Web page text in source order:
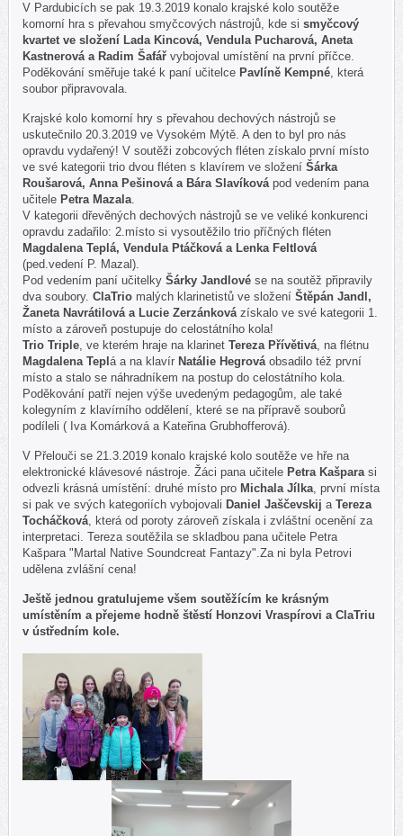
V Pardubicích se pak 19.3.2019 konalo krajské kolo soutěže
komorní hra s převahou smyčcových nástrojů, kde si smyčcový
kvartet ve složení Lada Kincová, Vendula Pucharová, Aneta
Kastnerová a Radim Šafář vybojoval umístění na první příčce.
Poděkování směřuje také k paní učitelce Pavlíně Kempné , která
soubor připravovala.
Krajské kolo komorní hry s převahou dechových nástrojů se
uskutečnilo 20.3.2019 ve Vysokém Mýtě. A den to byl pro nás
opravdu vydařený! V soutěži zobcových fléten získalo první místo
ve své kategorii trio dvou fléten s klavírem ve složení Šárka
Roušarová, Anna Pešinová a Bára Slavíková pod vedením pana
učitele Petra Mazala
V kategorii dřevěných dechových nástrojů se ve veliké konkurenci
opravdu zadařilo: 2.místo si vysoutěžilo trio příčných fléten
Magdalena Teplá, Vendula Ptáčková a Lenka Feltlová
(ped.vedení P. Mazal).
Pod vedením paní učitelky Šárky Jandlové se na soutěž připravily
dva soubory. ClaTrio malých klarinetistů ve složení Štěpán Jandl,
Žaneta Navrátilová a Lucie Zerzánková získalo ve své kategorii 1.
místo a zároveň postupuje do celostátního kola!
Trio Triple , ve kterém hraje na klarinet Tereza Přívětivá , na flétnu
Magdalena Teplá a na klavír Natálie Hegrová obsadilo též první
místo a stalo se náhradníkem na postup do celostátního kola.
Poděkování patří nejen výše uvedeným pedagogům, ale také
kolegyním z klavírního oddělení, které se na přípravě souborů
podíleli ( Iva Komárková a Kateřina Grubhofferová).
V Přelouči se 21.3.2019 konalo krajské kolo soutěže ve hře na
elektronické klávesové nástroje. Žáci pana učitele Petra Kašpara si
odvezli krásná umístění: druhé místo pro Michala Jílka , první místa
si pak ve svých kategoriích vybojovali Daniel Jaščevskij a Tereza
Tocháčková , která od poroty zároveň získala i zvláštní ocenění za
interpretaci. Tereza soutěžila se skladbou pana učitele Petra
Kašpara "Martal Native Soundcreat Fantazy".Za ni byla Petrovi
udělena zvlášní cena!
Ještě jednou gratulujeme všem soutěžícím ke krásným
umístěním a přejeme hodně štěstí Honzovi Vraspírovi a ClaTriu
v ústředním kole.